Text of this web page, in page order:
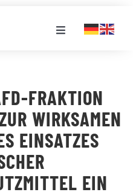
Toggle
FRAKTION
WIRKSAMEN
EINSATZES
EIN